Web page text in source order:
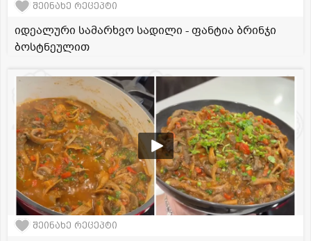
შეინახე რეცეპტი
იდეალური სამარხვო სადილი - ფანტია ბრინჯი
ბოსტნეულით
შეინახე რეცეპტი